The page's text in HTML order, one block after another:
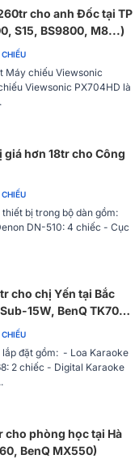
trải nghiệm học tập
chiếu rõ nét ngay
trắng và độ sáng màu
trình chiếu rõ ràng
hoặc phòng vẫn đang
học, phòng họp hoặc
có điều kiện làm tối
cho anh Đốc tại TP
S15, BS9800, M8...)
Máy chiếu Viewsonic
Viewsonic PX704HD là
giá hơn 18tr cho Công
bị trong bộ dàn gồm:
DN-510: 4 chiếc - Cục
cho chị Yến tại Bắc
15W, BenQ TK700,
lắp đặt gồm: - Loa Karaoke
2 chiếc - Digital Karaoke
cho phòng học tại Hà
BenQ MX550)